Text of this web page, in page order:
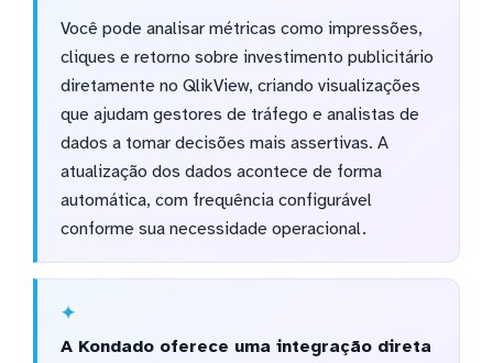
Você pode analisar métricas como impressões,
cliques e retorno sobre investimento publicitário
diretamente no QlikView, criando visualizações
que ajudam gestores de tráfego e analistas de
dados a tomar decisões mais assertivas. A
atualização dos dados acontece de forma
automática, com frequência configurável
conforme sua necessidade operacional.
A Kondado oferece uma integração direta